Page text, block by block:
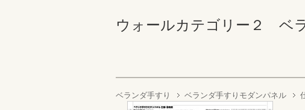
ウォールカテゴリー２ ベ
ベランダ手すり ベランダ手すりモダンパネル